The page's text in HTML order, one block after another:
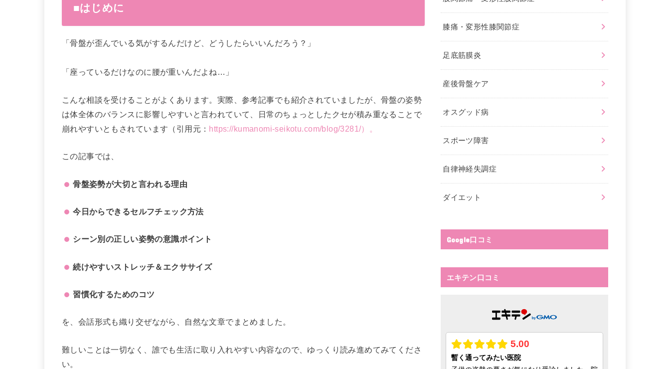
■はじめに
「骨盤が歪んでいる気がするんだけど、どうしたらいいんだろう？」
「座っているだけなのに腰が重いんだよね…」
こんな相談を受けることがよくあります。実際、参考記事でも紹介されていましたが、骨盤の姿勢
は体全体のバランスに影響しやすいと言われていて、日常のちょっとしたクセが積み重なることで
崩れやすいともされています（引用元： https://kumanomi-seikotu.com/blog/3281/）。
この記事では、
骨盤姿勢が大切と言われる理由
今日からできるセルフチェック方法
シーン別の正しい姿勢の意識ポイント
続けやすいストレッチ＆エクササイズ
習慣化するためのコツ
を、会話形式も織り交ぜながら、自然な文章でまとめました。
難しいことは一切なく、誰でも生活に取り入れやすい内容なので、ゆっくり読み進めてみてくださ
い。
膝痛・変形性膝関節症
足底筋膜炎
産後骨盤ケア
オスグッド病
スポーツ障害
自律神経失調症
ダイエット
Google口コミ
エキテン口コミ